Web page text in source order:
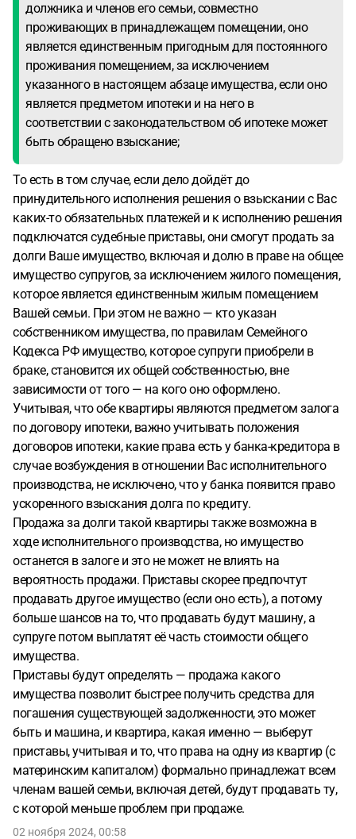
должника и членов его семьи, совместно
проживающих в принадлежащем помещении, оно
является единственным пригодным для постоянного
проживания помещением, за исключением
указанного в настоящем абзаце имущества, если оно
является предметом ипотеки и на него в
соответствии с законодательством об ипотеке может
быть обращено взыскание;
То есть в том случае, если дело дойдёт до
принудительного исполнения решения о взыскании с Вас
каких-то обязательных платежей и к исполнению решения
подключатся судебные приставы, они смогут продать за
долги Ваше имущество, включая и долю в праве на общее
имущество супругов, за исключением жилого помещения,
которое является единственным жилым помещением
Вашей семьи. При этом не важно — кто указан
собственником имущества, по правилам Семейного
Кодекса РФ имущество, которое супруги приобрели в
браке, становится их общей собственностью, вне
зависимости от того — на кого оно оформлено.
Учитывая, что обе квартиры являются предметом залога
по договору ипотеки, важно учитывать положения
договоров ипотеки, какие права есть у банка-кредитора в
случае возбуждения в отношении Вас исполнительного
производства, не исключено, что у банка появится право
ускоренного взыскания долга по кредиту.
Продажа за долги такой квартиры также возможна в
ходе исполнительного производства, но имущество
останется в залоге и это не может не влиять на
вероятность продажи. Приставы скорее предпочтут
продавать другое имущество (если оно есть), а потому
больше шансов на то, что продавать будут машину, а
супруге потом выплатят её часть стоимости общего
имущества.
Приставы будут определять — продажа какого
имущества позволит быстрее получить средства для
погашения существующей задолженности, это может
быть и машина, и квартира, какая именно — выберут
приставы, учитывая и то, что права на одну из квартир (с
материнским капиталом) формально принадлежат всем
членам вашей семьи, включая детей, будут продавать ту,
с которой меньше проблем при продаже.
02 ноября 2024, 00:58